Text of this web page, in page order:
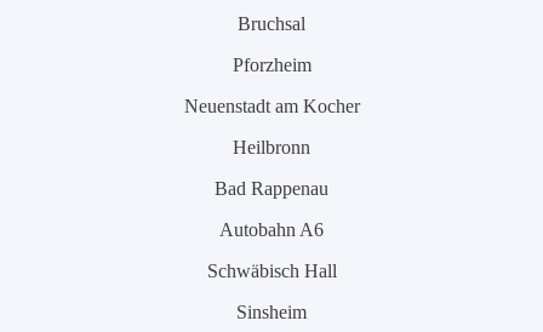
Bruchsal
Pforzheim
Neuenstadt am Kocher
Heilbronn
Bad Rappenau
Autobahn A6
Schwäbisch Hall
Sinsheim